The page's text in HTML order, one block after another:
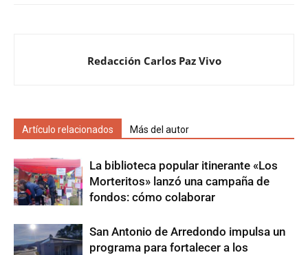
Redacción Carlos Paz Vivo
Artículo relacionados Más del autor
La biblioteca popular itinerante «Los
Morteritos» lanzó una campaña de
fondos: cómo colaborar
San Antonio de Arredondo impulsa un
programa para fortalecer a los